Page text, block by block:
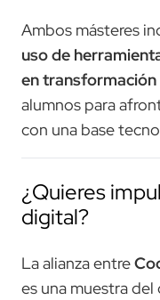
Ambos másteres
uso de
en
alumnos para
con una base
¿Quieres
digital?
La alianza entre
es una muestra